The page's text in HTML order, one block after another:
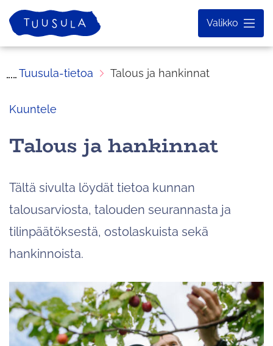
Siirry
sisältöön
Etusivu
Valikko
Tuusula-tietoa Talous ja hankinnat
Kuuntele
Talous ja hankinnat
Tältä sivulta löydät tietoa kunnan
talousarviosta, talouden seurannasta ja
tilinpäätöksestä, ostolaskuista sekä
hankinnoista.